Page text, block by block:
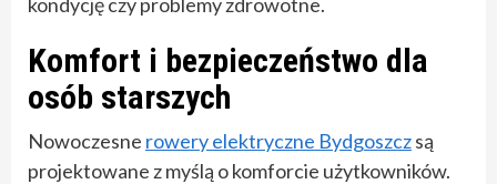
Komfort i bezpieczeństwo dla
osób starszych
Nowoczesne rowery elektryczne Bydgoszczsą
projektowane z myślą o komforcie użytkowników.